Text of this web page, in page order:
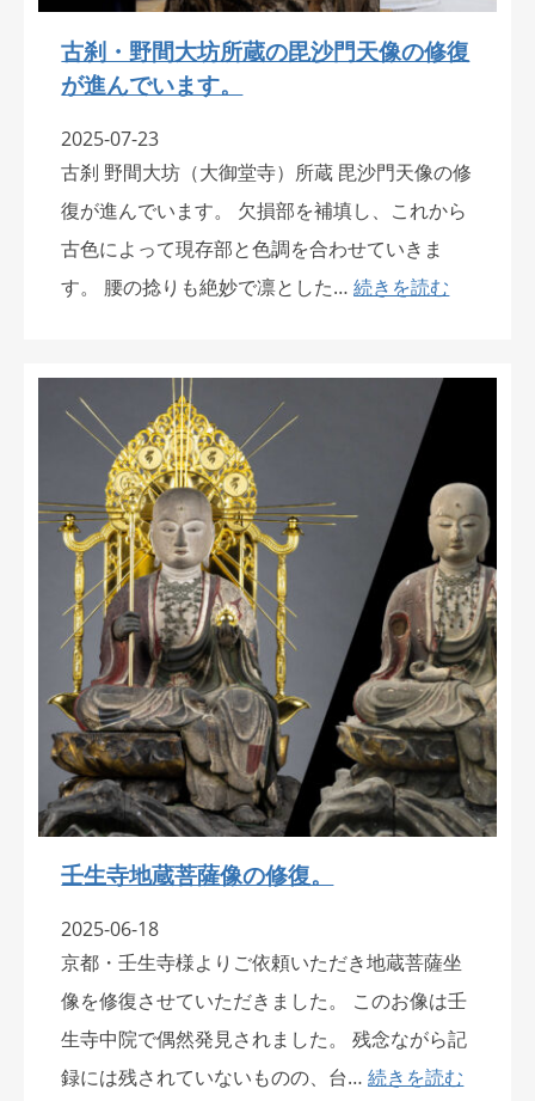
古刹・野間大坊所蔵の毘沙門天像の修復
が進んでいます。
2025-07-23
古刹 野間大坊（大御堂寺）所蔵 毘沙門天像の修
復が進んでいます。 欠損部を補填し、これから
古色によって現存部と色調を合わせていきま
す。 腰の捻りも絶妙で凛とした…続きを読む
壬生寺地蔵菩薩像の修復。
2025-06-18
京都・壬生寺様よりご依頼いただき地蔵菩薩坐
像を修復させていただきました。 このお像は壬
生寺中院で偶然発見されました。 残念ながら記
録には残されていないものの、台…続きを読む